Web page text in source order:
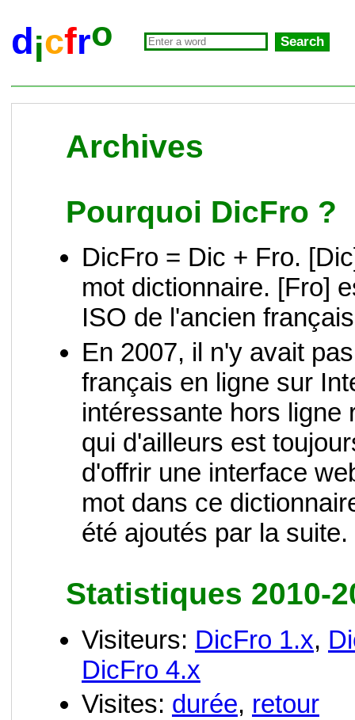
dicfro
Archives
Pourquoi DicFro ?
DicFro = Dic + Fro.
mot dictionnaire. [Fro]
ISO de l'ancien
En 2007, il n'y avait
français en ligne sur
intéressante hors ligne
qui d'ailleurs est
d'offrir une interface
mot dans ce
été ajoutés par la suite.
Statistiques 2010-
Visiteurs: DicFro 1.x,
DicFro 4.x
Visites: durée, retour